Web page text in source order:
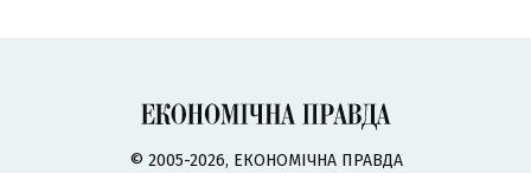
© 2005-2026, ЕКОНОМІЧНА ПРАВДА